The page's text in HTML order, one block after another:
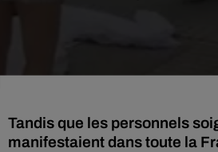
Tandis que les personnels
manifestaient dans toute la